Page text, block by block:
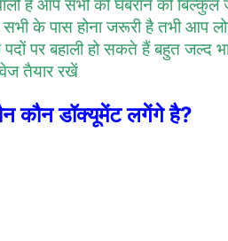
है आप सभी को घबराने की
के पास होना जरूरी है तभी आप
पर बहाली हो सकते हैं बहुत जल्द
तैयार रखें
कौन डॉक्यूमेंट लगेंगे है?